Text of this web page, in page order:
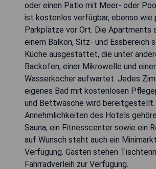
oder einen Patio mit Meer- oder
ist kostenlos verfügbar, ebenso wie
Parkplätze vor Ort. Die Apartments
einem Balkon, Sitz- und Essbereich
Küche ausgestattet, die unter
Backofen, einer Mikrowelle und
Wasserkocher aufwartet. Jedes
eigenes Bad mit kostenlosen
und Bettwäsche wird bereitgestellt.
Annehmlichkeiten des Hotels
Sauna, ein Fitnesscenter sowie ein
auf Wunsch steht auch ein
Verfügung. Gästen stehen
Fahrradverleih zur Verfügung.